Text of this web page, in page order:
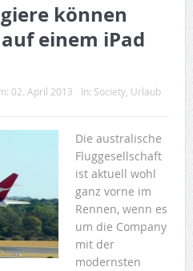
können
einem iPad
02. April 2013 In: Society, Urlaub
Die australische
Fluggesellschaft
ist aktuell wohl
ganz vorne im
Rennen, wenn es
um die Company
mit der
modernsten